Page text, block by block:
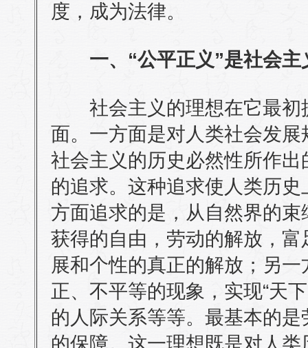
度，成为法律。
一、“公平正义”是社会
社会主义的理想在它最初
面。一方面是对人类社会发
社会主义的历史必然性所作
的追求。这种追求使人类历
方面追求的是，从自然界的
获得的自由，劳动的解放，
展和个性的真正的解放；另
正、不平等的现象，实现“天
的人际关系等等。最基本的
的保障。这一理想既是对人